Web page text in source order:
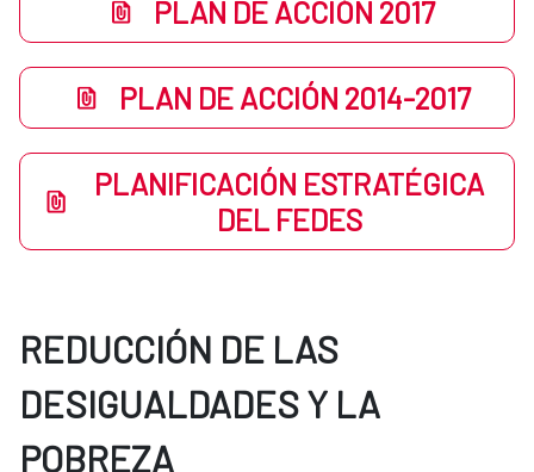
PLAN DE ACCIÓN 2017
PLAN DE ACCIÓN 2014-2017
PLANIFICACIÓN ESTRATÉGICA
DEL FEDES
REDUCCIÓN DE LAS
DESIGUALDADES Y LA
POBREZA